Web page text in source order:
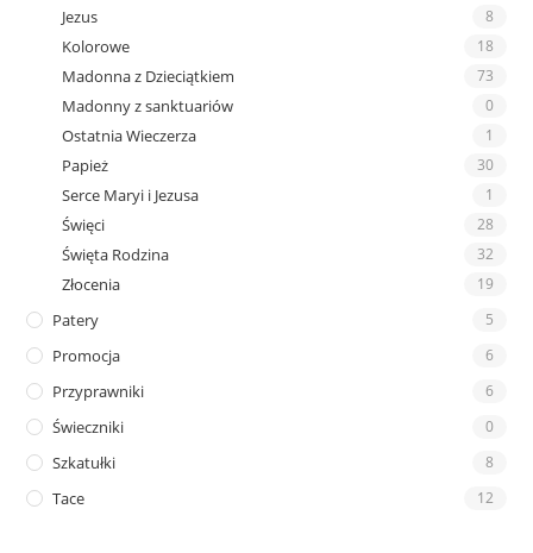
Jezus 8
Kolorowe 18
Madonna z Dzieciątkiem 73
Madonny z sanktuariów 0
Ostatnia Wieczerza 1
Papież 30
Serce Maryi i Jezusa 1
Święci 28
Święta Rodzina 32
Złocenia 19
Patery 5
Promocja 6
Przyprawniki 6
Świeczniki 0
Szkatułki 8
Tace 12